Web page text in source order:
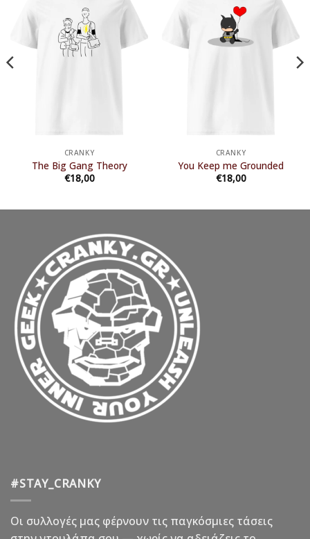
CRANKY
The Big Gang Theory
€18,00
CRANKY
You Keep me Grounded
€18,00
#STAY_CRANKY
Οι συλλογές μας φέρνουν τις παγκόσμιες τάσεις